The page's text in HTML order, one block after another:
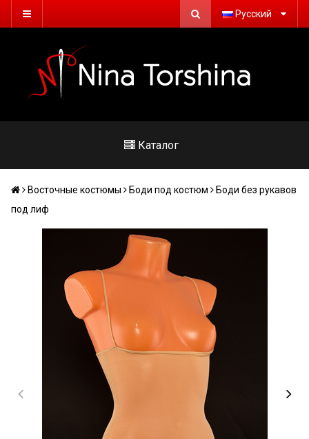
Русский
Каталог
Восточные костюмы Боди под костюм
Боди без рукавов
под лиф